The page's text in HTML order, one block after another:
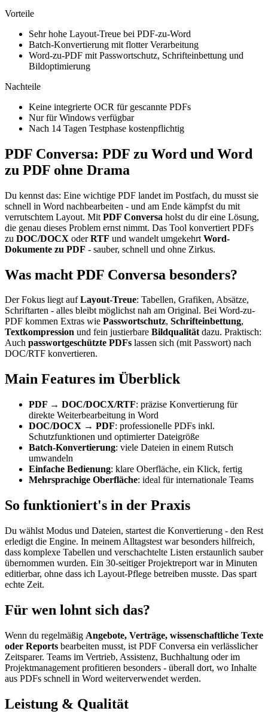
Vorteile
Sehr hohe Layout-Treue bei PDF-zu-Word
Batch-Konvertierung mit flotter Verarbeitung
Word-zu-PDF mit Passwortschutz, Schrifteinbettung und
Bildoptimierung
Nachteile
Keine integrierte OCR für gescannte PDFs
Nur für Windows verfügbar
Nach 14 Tagen Testphase kostenpflichtig
PDF Conversa: PDF zu Word und Word
zu PDF ohne Drama
Du kennst das: Eine wichtige PDF landet im Postfach, du musst sie
schnell in Word nachbearbeiten - und am Ende kämpfst du mit
verrutschtem Layout. Mit PDF Conversa holst du dir eine Lösung,
die genau dieses Problem ernst nimmt. Das Tool konvertiert PDFs
zu DOC/DOCX oderRTF und wandelt umgekehrt Word-
Dokumente zu PDF - sauber, schnell und ohne Zirkus.
Was macht PDF Conversa besonders?
Der Fokus liegt aufLayout-Treue: Tabellen, Grafiken, Absätze,
Schriftarten - alles bleibt möglichst nah am Original. Bei Word-zu-
PDF kommen Extras wie Passwortschutz, Schrifteinbettung,
Textkompression und fein justierbare Bildqualitätdazu. Praktisch:
Auch passwortgeschützte PDFs lassen sich (mit Passwort) nach
DOC/RTF konvertieren.
Main Features im Überblick
PDF → DOC/DOCX/RTF: präzise Konvertierung für
direkte Weiterbearbeitung in Word
DOC/DOCX → PDF: professionelle PDFs inkl.
Schutzfunktionen und optimierter Dateigröße
Batch-Konvertierung: viele Dateien in einem Rutsch
umwandeln
Einfache Bedienung: klare Oberfläche, ein Klick, fertig
Mehrsprachige Oberfläche: ideal für internationale Teams
So funktioniert's in der Praxis
Du wählst Modus und Dateien, startest die Konvertierung - den Rest
erledigt die Engine. In meinem Alltagstest war besonders hilfreich,
dass komplexe Tabellen und verschachtelte Listen erstaunlich sauber
übernommen wurden. Ein 30-seitiger Projektreport war in Minuten
editierbar, ohne dass ich Layout-Pflege betreiben musste. Das spart
echte Zeit.
Für wen lohnt sich das?
Wenn du regelmäßig Angebote, Verträge, wissenschaftliche Texte
oder Reports bearbeiten musst, ist PDF Conversa ein verlässlicher
Zeitsparer. Teams im Vertrieb, Assistenz, Buchhaltung oder im
Projektmanagement profitieren besonders - überall dort, wo Inhalte
aus PDFs schnell in Word weiterverwendet werden.
Leistung & Qualität